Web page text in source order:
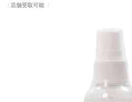
店舗受取可能